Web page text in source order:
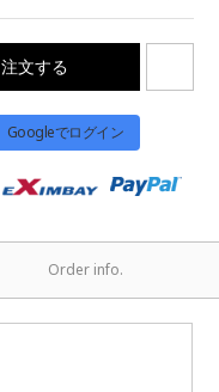
注文する
Googleでログイン
Order info.